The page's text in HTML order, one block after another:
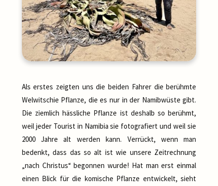
Als erstes zeigten uns die beiden Fahrer die berühmte
Welwitschie Pflanze, die es nur in der Namibwüste gibt.
Die ziemlich hässliche Pflanze ist deshalb so berühmt,
weil jeder Tourist in Namibia sie fotografiert und weil sie
2000 Jahre alt werden kann. Verrückt, wenn man
bedenkt, dass das so alt ist wie unsere Zeitrechnung
„nach Christus“ begonnen wurde! Hat man erst einmal
einen Blick für die komische Pflanze entwickelt, sieht